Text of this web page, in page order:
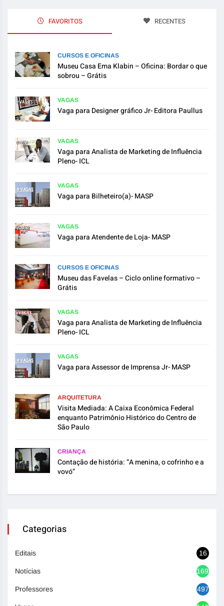
FAVORITOS RECENTES
CURSOS E OFICINAS
Museu Casa Ema Klabin – Oficina: Bordar o que
sobrou – Grátis
VAGAS
Vaga para Designer gráfico Jr- Editora Paullus
VAGAS
Vaga para Analista de Marketing de Influência
Pleno- ICL
VAGAS
Vaga para Bilheteiro(a)- MASP
VAGAS
Vaga para Atendente de Loja- MASP
CURSOS E OFICINAS
Museu das Favelas – Ciclo online formativo –
Grátis
VAGAS
Vaga para Analista de Marketing de Influência
Pleno- ICL
VAGAS
Vaga para Assessor de Imprensa Jr- MASP
ARQUITETURA
Visita Mediada: A Caixa Econômica Federal
enquanto Patrimônio Histórico do Centro de
São Paulo
CRIANÇA
Contação de história: “A menina, o cofrinho e a
vovó”
Categorias
Editais 16
Notícias 1692
Professores 497